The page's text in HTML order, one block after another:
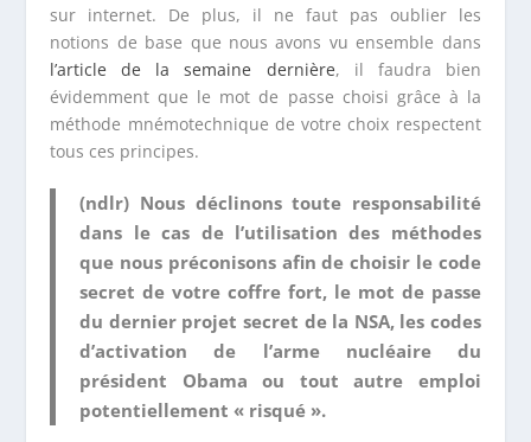
sur internet. De plus, il ne faut pas oublier les
notions de base que nous avons vu ensemble dans
l’article de la semaine dernière, il faudra bien
évidemment que le mot de passe choisi grâce à la
méthode mnémotechnique de votre choix respectent
tous ces principes.
(ndlr) Nous déclinons toute responsabilité
dans le cas de l’utilisation des méthodes
que nous préconisons afin de choisir le code
secret de votre coffre fort, le mot de passe
du dernier projet secret de la NSA, les codes
d’activation de l’arme nucléaire du
président Obama ou tout autre emploi
potentiellement « risqué ».